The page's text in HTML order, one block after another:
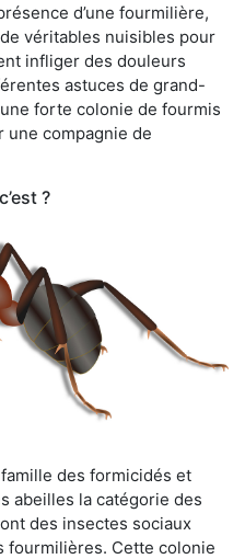
d’une fourmilière,
véritables nuisibles pour
infliger des douleurs
astuces de grand-
forte colonie de fourmis
compagnie de
?
des formicidés et
abeilles la catégorie des
des insectes sociaux
fourmilières. Cette colonie